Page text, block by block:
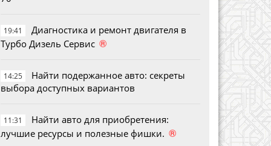
19:41
Диагностика и ремонт двигателя в
Турбо Дизель Сервис ®
14:25
Найти подержанное авто: секреты
выбора доступных вариантов
11:31
Найти авто для приобретения:
лучшие ресурсы и полезные фишки. ®